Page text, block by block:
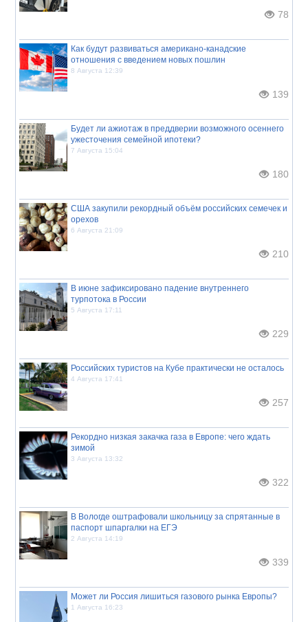
78
Как будут развиваться американо-канадские
отношения с введением новых пошлин
8 Августа 12:39
139
Будет ли ажиотаж в преддверии возможного осеннего
ужесточения семейной ипотеки?
7 Августа 15:04
180
США закупили рекордный объём российских семечек и
орехов
6 Августа 21:09
210
В июне зафиксировано падение внутреннего
турпотока в России
5 Августа 17:11
229
Российских туристов на Кубе практически не осталось
4 Августа 17:41
257
Рекордно низкая закачка газа в Европе: чего ждать
зимой
3 Августа 13:32
322
В Вологде оштрафовали школьницу за спрятанные в
паспорт шпаргалки на ЕГЭ
2 Августа 14:19
339
Может ли Россия лишиться газового рынка Европы?
1 Августа 16:23